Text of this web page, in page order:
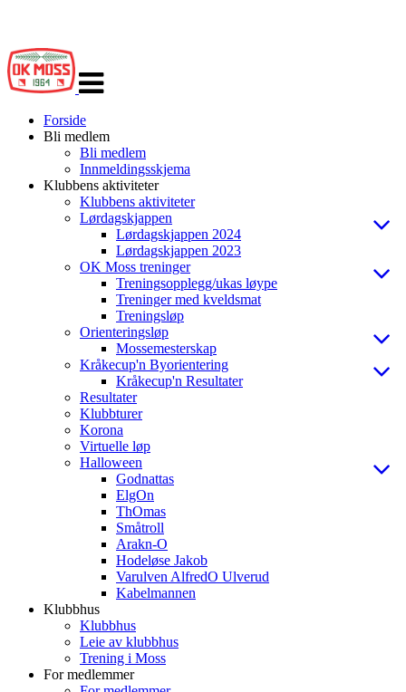
navigasjon
Forside
Bli medlem
Bli medlem
Innmeldingsskjema
Klubbens aktiviteter
Klubbens aktiviteter
Lørdagskjappen
Lørdagskjappen 2024
Lørdagskjappen 2023
OK Moss treninger
Treningsopplegg/ukas løype
Treninger med kveldsmat
Treningsløp
Orienteringsløp
Mossemesterskap
Kråkecup'n Byorientering
Kråkecup'n Resultater
Resultater
Klubbturer
Korona
Virtuelle løp
Halloween
Godnattas
ElgOn
ThOmas
Småtroll
Arakn-O
Hodeløse Jakob
Varulven AlfredO Ulverud
Kabelmannen
Klubbhus
Klubbhus
Leie av klubbhus
Trening i Moss
For medlemmer